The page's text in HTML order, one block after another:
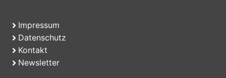
Impressum
Datenschutz
Kontakt
Newsletter